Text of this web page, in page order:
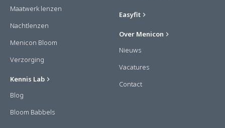
Maatwerk lenzen
Nachtlenzen
Menicon Bloom
Verzorging
Kennis Lab
Blog
Bloom Babbels
Easyfit
Over Menicon
Nieuws
Vacatures
Contact